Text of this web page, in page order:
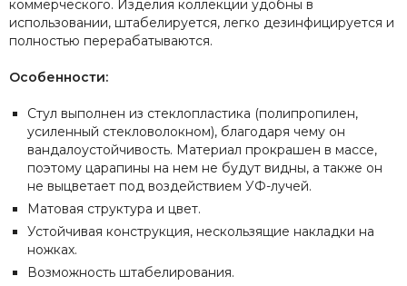
коммерческого. Изделия коллекции удобны в
использовании, штабелируется, легко дезинфицируется и
полностью перерабатываются.
Особенности:
Стул выполнен из стеклопластика (полипропилен,
усиленный стекловолокном), благодаря чему он
вандалоустойчивость. Материал прокрашен в массе,
поэтому царапины на нем не будут видны, а также он
не выцветает под воздействием УФ-лучей.
Матовая структура и цвет.
Устойчивая конструкция, нескользящие накладки на
ножках.
Возможность штабелирования.